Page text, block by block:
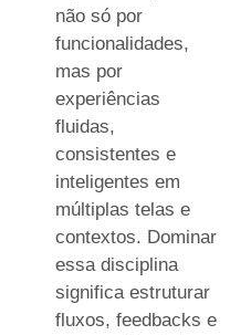
não só por
funcionalidades,
mas por
experiências
fluidas,
consistentes e
inteligentes em
múltiplas telas e
contextos. Dominar
essa disciplina
significa estruturar
fluxos, feedbacks e